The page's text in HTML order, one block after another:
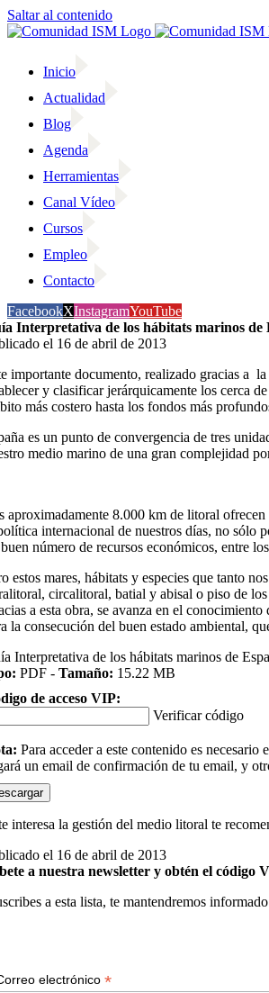
Saltar al contenido
Inicio
Actualidad
Blog
Agenda
Herramientas
Canal Vídeo
Cursos
Empleo
Contacto
FacebookXInstagramYouTube
Interpretativa de los hábitats marinos de
el 16 de abril de 2013
importante documento, realizado gracias a
y clasificar jerárquicamente los cerca
más costero hasta los fondos más
es un punto de convergencia de tres
medio marino de una gran complejidad
aproximadamente 8.000 km de litoral
internacional de nuestros días, no sólo
número de recursos económicos, entre
estos mares, hábitats y especies que tanto
circalitoral, batial y abisal o piso de
a esta obra, se avanza en el
la consecución del buen estado ambiental,
Interpretativa de los hábitats marinos de
PDF -Tamaño: 15.22 MB
de acceso VIP:
Verificar código
Para acceder a este contenido es
un email de confirmación de tu email, y
interesa la gestión del medio litoral te
el 16 de abril de 2013
a nuestra newsletter y obtén el código
a esta lista, te mantendremos
electrónico*